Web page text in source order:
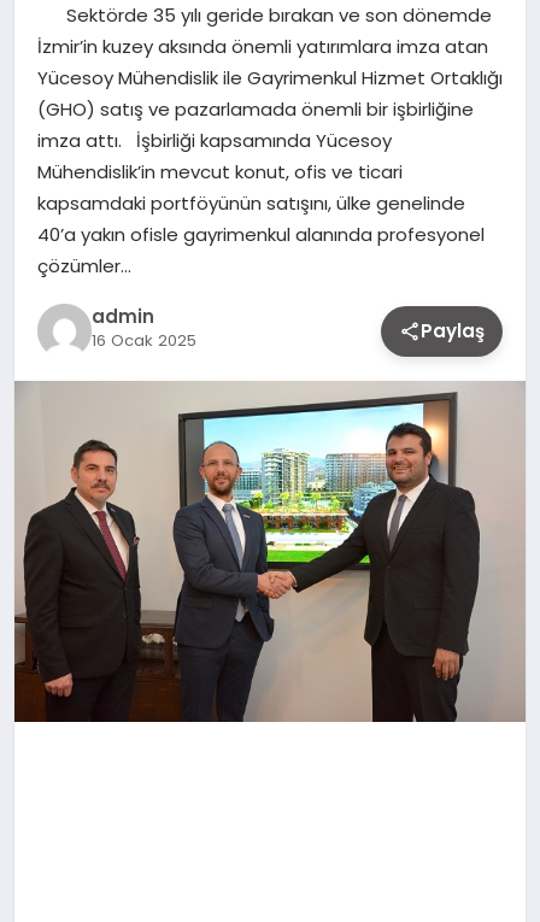
Sektörde 35 yılı geride bırakan ve son dönemde
İzmir’in kuzey aksında önemli yatırımlara imza atan
Yücesoy Mühendislik ile Gayrimenkul Hizmet Ortaklığı
(GHO) satış ve pazarlamada önemli bir işbirliğine
imza attı. İşbirliği kapsamında Yücesoy
Mühendislik’in mevcut konut, ofis ve ticari
kapsamdaki portföyünün satışını, ülke genelinde
40’a yakın ofisle gayrimenkul alanında profesyonel
çözümler…
admin
16 Ocak 2025 Paylaş